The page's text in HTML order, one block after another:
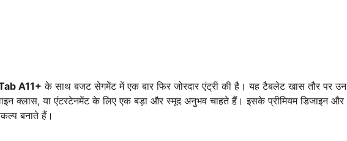
A11+ के साथ बजट सेगमेंट में एक बार फिर जोरदार एंट्री की है। यह टैबलेट खास तौर पर उन
क्लास, या एंटरटेनमेंट के लिए एक बड़ा और स्मूद अनुभव चाहते हैं। इसके प्रीमियम डिजाइन और
बनाते हैं।